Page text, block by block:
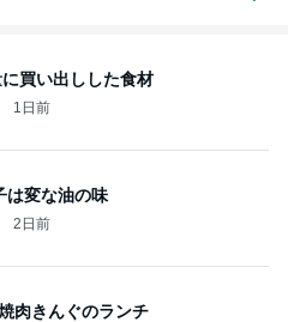
に買い出しした食材
1日前
は変な油の味
2日前
肉きんぐのランチ